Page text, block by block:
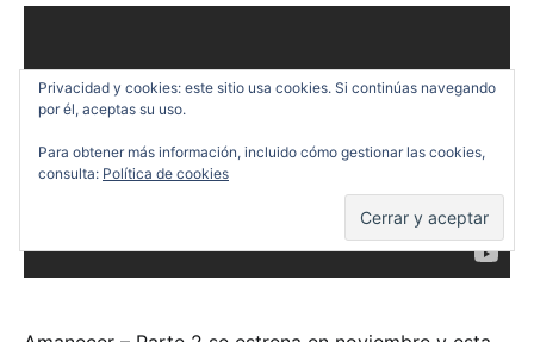
Privacidad y cookies: este sitio usa cookies. Si continúas navegando
por él, aceptas su uso.
Para obtener más información, incluido cómo gestionar las cookies,
consulta: Política de cookies